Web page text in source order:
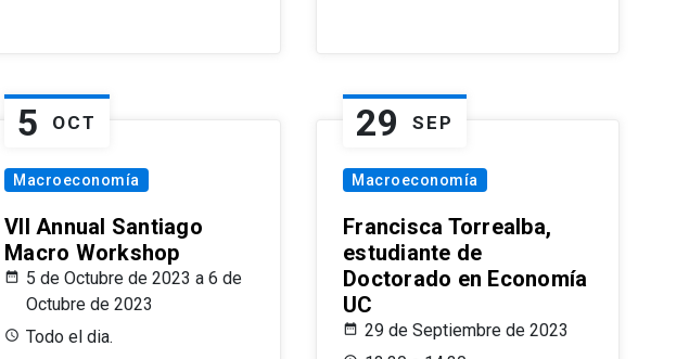
5 OCT
Macroeconomía
VII Annual Santiago
Macro Workshop
5 de Octubre de 2023 a 6 de
Octubre de 2023
Todo el dia.
29 SEP
Macroeconomía
Francisca Torrealba,
estudiante de
Doctorado en Economía
UC
29 de Septiembre de 2023